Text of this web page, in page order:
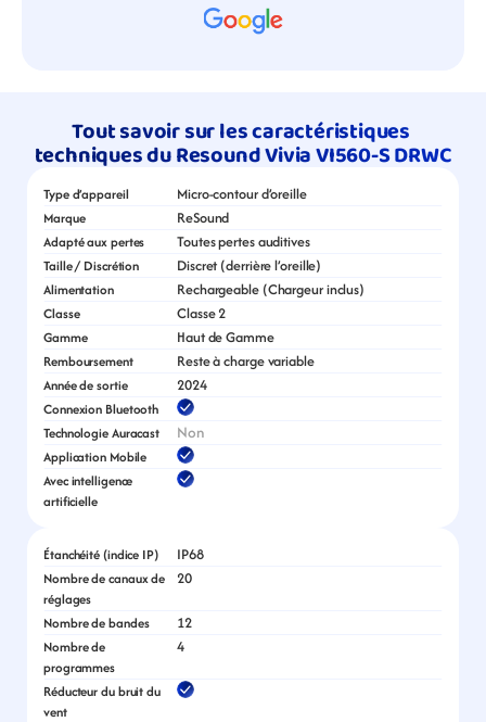
Tout savoir sur les caractéristiques
techniques du Resound Vivia VI560-S DRWC
Type d’appareil Micro-contour d’oreille
Marque ReSound
Adapté aux pertes Toutes pertes auditives
Taille / Discrétion Discret (derrière l’oreille)
Alimentation Rechargeable (Chargeur inclus)
Classe Classe 2
Gamme Haut de Gamme
Remboursement Reste à charge variable
Année de sortie 2024
Connexion Bluetooth
Technologie Auracast
Non
Application Mobile
Avec intelligence
artificielle
Étanchéité (indice IP) IP68
Nombre de canaux de
réglages
20
Nombre de bandes 12
Nombre de
programmes
4
Réducteur du bruit du
vent